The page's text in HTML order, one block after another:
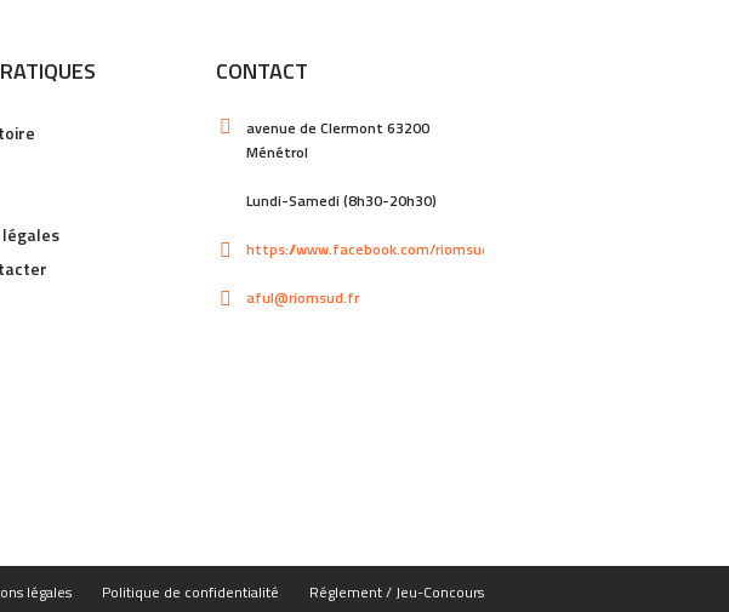
CONTACT
avenue de Clermont 63200
Ménétrol
Lundi-Samedi (8h30-20h30)
https://www.facebook.com/riomsud
aful@riomsud.fr
légales Politique de confidentialité Réglement / Jeu-Concours